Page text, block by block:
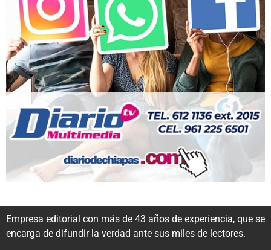
Empresa editorial con más de 43 años de experiencia, que se
encarga de difundir la verdad ante sus miles de lectores.